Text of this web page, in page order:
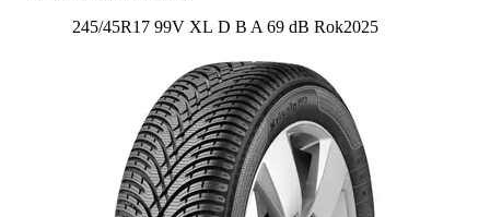
245/45R17 99V XL Etykieta:
D B A 69 dB Rok2025